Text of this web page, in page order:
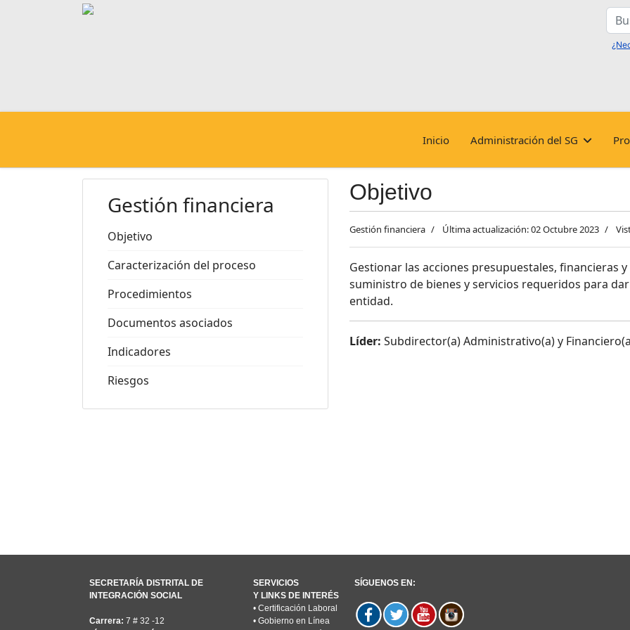
Inicio Administración del SG
Gestión financiera
Objetivo
Caracterización del proceso
Procedimientos
Documentos asociados
Indicadores
Riesgos
Objetivo
Gestión financiera Última actualización: 02 Octubre 2023
Gestionar las acciones presupuestales, financieras
suministro de bienes y servicios requeridos para
entidad.
Líder: Subdirector(a) Administrativo(a) y
SECRETARÍA DISTRITAL DE
INTEGRACIÓN SOCIAL
Carrera: 7 # 32 -12
SERVICIOS
Y LINKS DE INTERÉS
• Certificación Laboral
• Gobierno en Línea
SÍGUENOS EN: